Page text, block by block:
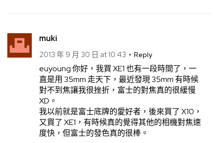
muki
2013 年 9 月 30 日 at 10:43 Reply
euyoung 你好，我買 XE1 也有一段時間了，一
直是用 35mm 走天下，最近發現 35mm 有時候
對不到焦讓我很挫折，富士的對焦真的很緩慢
XD。
我以前就是富士底牌的愛好者，後來買了 X10，
又買了 XE1，有時候真的覺得其他的相機對焦速
度快，但富士的發色真的很棒。